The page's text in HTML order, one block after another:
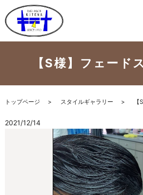
【S様】フェード
トップページ スタイルギャラリー
2021/12/14